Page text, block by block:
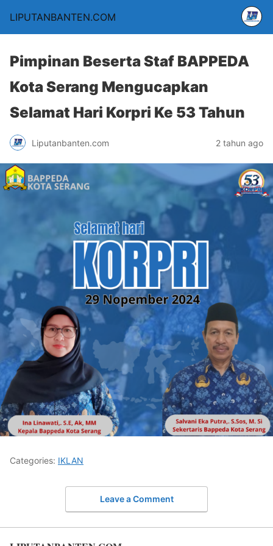
LIPUTANBANTEN.COM
Pimpinan Beserta Staf BAPPEDA
Kota Serang Mengucapkan
Selamat Hari Korpri Ke 53 Tahun
Liputanbanten.com 2 tahun ago
Categories: IKLAN
Leave a Comment